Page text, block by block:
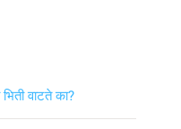
भिती वाटते का?